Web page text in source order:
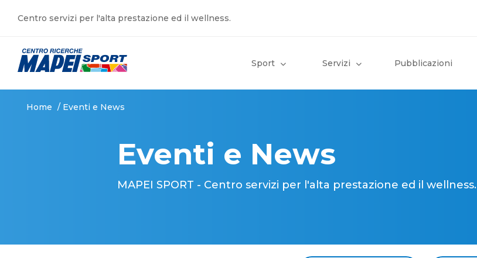
Centro servizi per l'alta prestazione ed il wellness.
Sport Servizi Pubblicazioni
Home / Eventi e News
Eventi e News
MAPEI SPORT - Centro servizi per l'alta prestazione ed il wellness.